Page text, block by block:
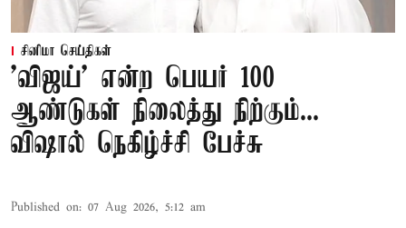
சினிமா செய்திகள்
'விஜய்' என்ற பெயர் 100
ஆண்டுகள் நிலைத்து நிற்கும்...
விஷால் நெகிழ்ச்சி பேச்சு
Published on: 07 Aug 2026, 5:12 am